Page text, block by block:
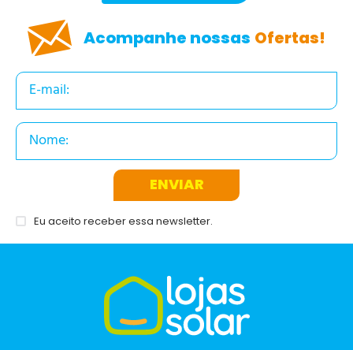
Acompanhe nossas Ofertas!
ENVIAR
Eu aceito receber essa newsletter.